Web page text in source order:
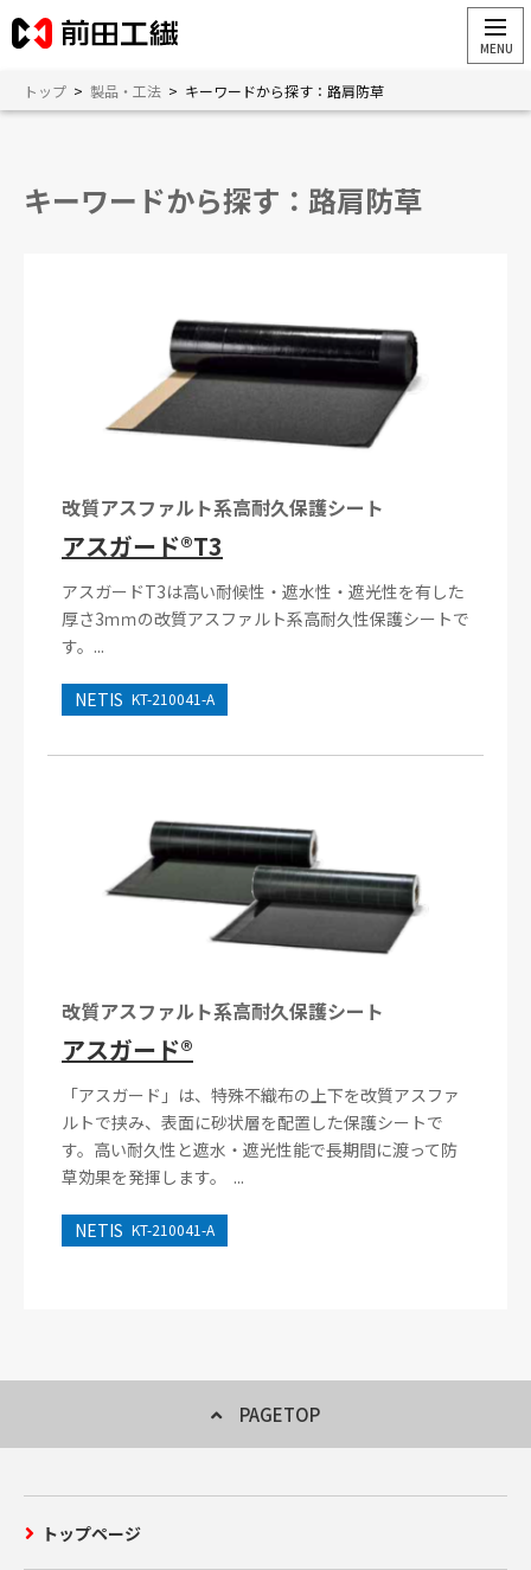
トップ > 製品・工法 > キーワードから探す：路肩防草
キーワードから探す：路肩防草
改質アスファルト系高耐久保護シート
アスガード®T3
アスガードT3は高い耐候性・遮水性・遮光性を有した
厚さ3ｍｍの改質アスファルト系高耐久性保護シートで
す。...
NETIS KT-210041-A
改質アスファルト系高耐久保護シート
アスガード®
「アスガード」は、特殊不織布の上下を改質アスファ
ルトで挟み、表面に砂状層を配置した保護シートで
す。高い耐久性と遮水・遮光性能で長期間に渡って防
草効果を発揮します。 ...
NETIS KT-210041-A
PAGETOP
トップページ